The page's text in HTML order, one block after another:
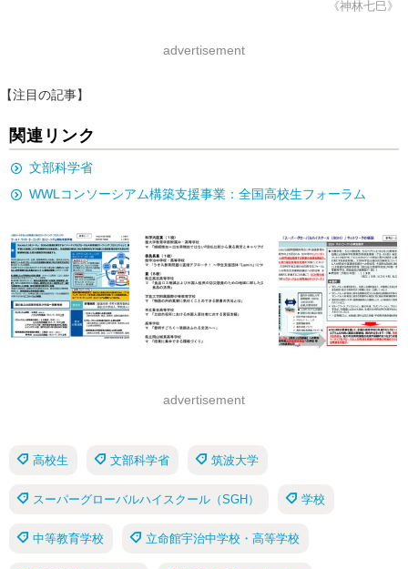
《神林七巳》
advertisement
【注目の記事】
関連リンク
文部科学省
WWLコンソーシアム構築支援事業：全国高校生フォーラム
advertisement
高校生 文部科学省 筑波大学
スーパーグローバルハイスクール（SGH） 学校
中等教育学校 立命館宇治中学校・高等学校